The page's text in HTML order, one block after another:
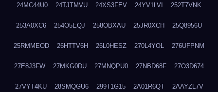
24MC44U0 24TJTMVU 24XS3FEV 24YV1LVI 252T7VNK
253A0XC6 254O5EQJ 258OBXAU 25JR0XCH 25Q8956U
25RMMEOD 26HTTV6H 26L0HESZ 270L4YOL 276UFPNM
27E8J3FW 27MKG0DU 27MNQPU0 27NBD68F 27O3D674
27VYT4KU 28SMQGU6 299T1G15 2A01R6QT 2AAYZL7V